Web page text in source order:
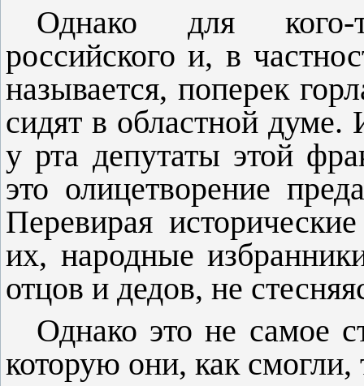
Однако для кого-
российского и, в
называется, по­перек
сидят в област­ной
у рта депутаты этой
это олицетворение
Перевирая
их, народные
отцов и дедов, не
Однако это не самое
ко­торую они, как смогли,